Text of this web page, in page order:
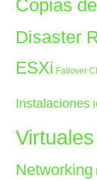
Copias
Disaster
ESXi Failover
Instalaciones
Virtuales
Networking